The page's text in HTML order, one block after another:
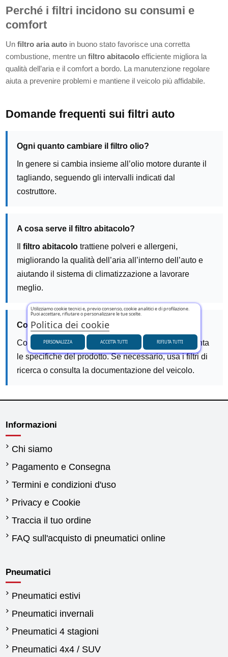
Perché i filtri incidono su consumi e
comfort
Un filtro aria autoin buono stato favorisce una corretta
combustione, mentre un filtro abitacoloefficiente migliora la
qualità dell’aria e il comfort a bordo. La manutenzione regolare
aiuta a prevenire problemi e mantiene il veicolo più affidabile.
Domande frequenti sui filtri auto
Ogni quanto cambiare il filtro olio?
In genere si cambia insieme all’olio motore durante il
tagliando, seguendo gli intervalli indicati dal
costruttore.
A cosa serve il filtro abitacolo?
filtro abitacolotrattiene polveri e allergeni,
migliorando la qualità dell’aria all’interno dell’auto e
aiutando il sistema di climatizzazione a lavorare
meglio.
Come verificare la compatibilità dei filtri auto?
Controlla modello, anno e motorizzazione e confronta
le specifiche del prodotto. Se necessario, usa i filtri di
ricerca o consulta la documentazione del veicolo.
Informazioni
Chi siamo
Pagamento e Consegna
Termini e condizioni d'uso
Privacy e Cookie
Traccia il tuo ordine
FAQ sull'acquisto di pneumatici online
Pneumatici
Pneumatici estivi
Pneumatici invernali
Pneumatici 4 stagioni
Pneumatici 4x4 / SUV
Utilizziamo cookie tecnici e, previo consenso, cookie analitici e di profilazione.
Puoi accettare, rifiutare o personalizzare le tue scelte.
Politica dei cookie
PERSONALIZZA RIFIUTA TUTTI
ACCETTA TUTTI